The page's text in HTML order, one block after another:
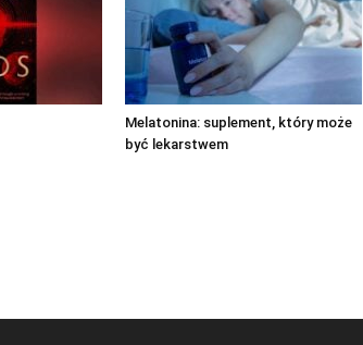
Melatonina: suplement, który może
być lekarstwem